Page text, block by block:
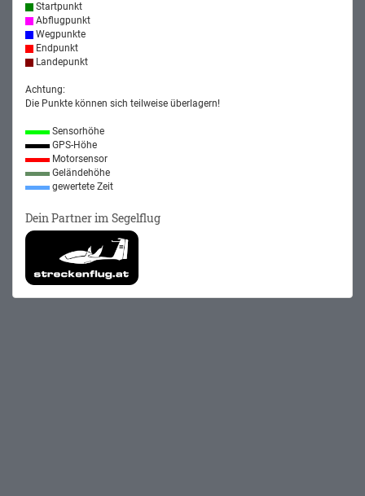
Startpunkt
Abflugpunkt
Wegpunkte
Endpunkt
Landepunkt
Achtung:
Die Punkte können sich teilweise überlagern!
Sensorhöhe
GPS-Höhe
Motorsensor
Geländehöhe
gewertete Zeit
Dein Partner im Segelflug